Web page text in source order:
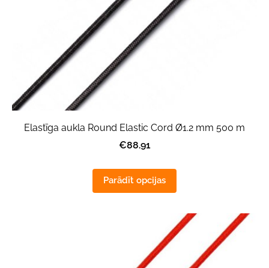
Elastīga aukla Round Elastic Cord Ø1.2 mm 500 m
€88.91
Parādīt opcijas